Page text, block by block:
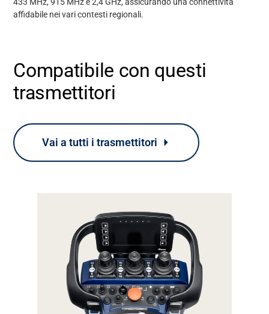
Informazioni
affidabile nei vari contesti regionali.
Compatibile con questi
trasmettitori
Vai a tutti i trasmettitori